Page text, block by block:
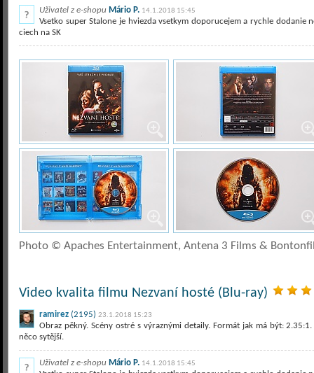
Uživatel z e-shopu Mário P. 14.1.2018 15:45
Vsetko super Stalone je hviezda vsetkym doporucejem a rychle dodanie
ciech na SK
Photo © Apaches Entertainment, Antena 3 Films &
Video kvalita filmu Nezvaní hosté (Blu-ray)
ramirez (2195) 23.1.2018 15:23
Obraz pěkný. Scény ostré s výraznými detaily. Formát jak má být:
něco sytější.
Uživatel z e-shopu Mário P. 14.1.2018 15:45